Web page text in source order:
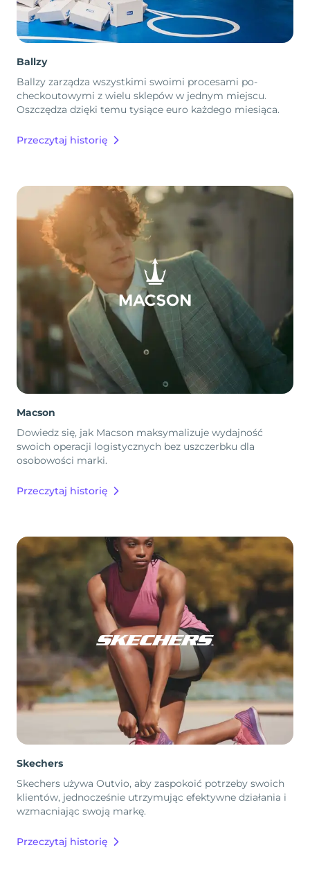
Ballzy
Ballzy zarządza wszystkimi swoimi procesami po-
checkoutowymi z wielu sklepów w jednym miejscu.
Oszczędza dzięki temu tysiące euro każdego miesiąca.
Przeczytaj historię
Macson
Dowiedz się, jak Macson maksymalizuje wydajność
swoich operacji logistycznych bez uszczerbku dla
osobowości marki.
Przeczytaj historię
Skechers
Skechers używa Outvio, aby zaspokoić potrzeby swoich
klientów, jednocześnie utrzymując efektywne działania i
wzmacniając swoją markę.
Przeczytaj historię